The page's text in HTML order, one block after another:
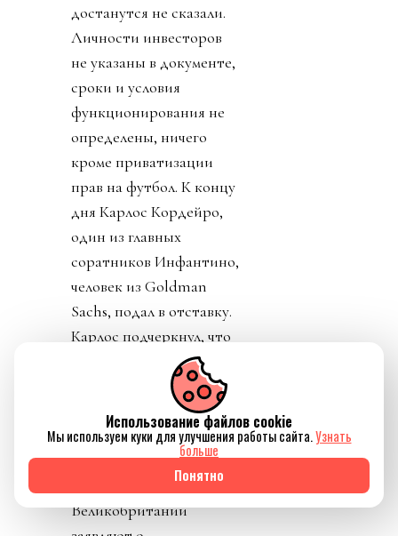
достанутся не сказали.
Личности инвесторов
не указаны в документе,
сроки и условия
функционирования не
определены, ничего
кроме приватизации
прав на футбол. К концу
дня Карлос Кордейро,
один из главных
соратников Инфантино,
человек из Goldman
Sachs, подал в отставку.
Карлос подчеркнул, что
ничего не знал о плане и
что план приватизации
футбола вреден и
должен быть отвергнут.
Политики уровня
премьер-министра
Великобритании
Использование файлов cookie
Мы используем куки для улучшения работы сайта.Узнать
больше
Понятно